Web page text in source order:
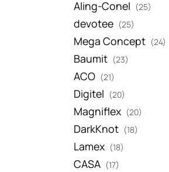
Aling-Conel (25)
devotee (25)
Mega Concept (24)
Baumit (23)
ACO (21)
Digitel (20)
Magniflex (20)
DarkKnot (18)
Lamex (18)
CASA (17)